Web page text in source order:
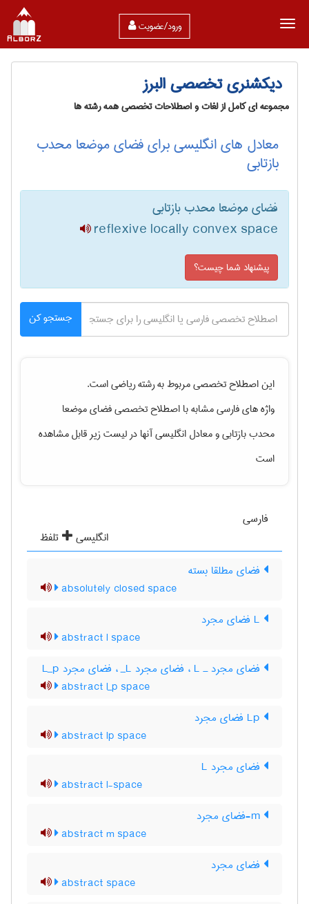
ورود/عضویت
دیکشنری تخصصی البرز
مجموعه ای کامل از لغات و اصطلاحات تخصصی همه رشته ها
معادل های انگلیسی برای فضای موضعا محدب
بازتابی
فضای موضعا محدب بازتابی
reflexive locally convex space
پیشنهاد شما چیست؟
جستجو کن
این اصطلاح تخصصی مربوط به رشتهرياضیاست.
واژه های فارسی مشابه با اصطلاح تخصصیفضای موضعا
محدب بازتابیو معادل انگلیسی آنها در لیست زیر قابل مشاهده
است
فارسی
انگلیسی
تلفظ
فضای مطلقا بسته
absolutely closed space
abstract l space
فضای مجرد ـ L‌ ، فضای مجرد L‌_ ، فضای مجرد L‌_‌p
abstract l_p space
abstract lp space
فضای مجرد L
abstract l-space
abstract m space
فضای مجرد
abstract space